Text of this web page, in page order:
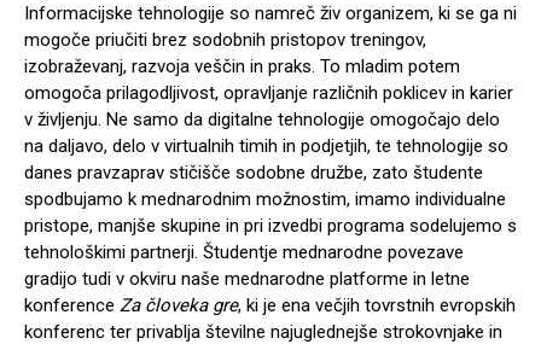
Informacijske tehnologije so namreč živ organizem, ki se ga ni
mogoče priučiti brez sodobnih pristopov treningov,
izobraževanj, razvoja veščin in praks. To mladim potem
omogoča prilagodljivost, opravljanje različnih poklicev in karier
v življenju. Ne samo da digitalne tehnologije omogočajo delo
na daljavo, delo v virtualnih timih in podjetjih, te tehnologije so
danes pravzaprav stičišče sodobne družbe, zato študente
spodbujamo k mednarodnim možnostim, imamo individualne
pristope, manjše skupine in pri izvedbi programa sodelujemo s
tehnološkimi partnerji. Študentje mednarodne povezave
gradijo tudi v okviru naše mednarodne platforme in letne
konference Za človeka gre, ki je ena večjih tovrstnih evropskih
konferenc ter privablja številne najuglednejše strokovnjake in